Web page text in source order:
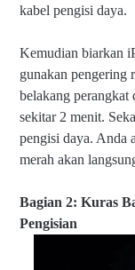
kabel pengisi daya.
Kemudian biarkan
gunakan pengering
belakang perangkat
sekitar 2 menit.
pengisi daya. Anda
merah akan
Bagian 2: Kuras
Pengisian